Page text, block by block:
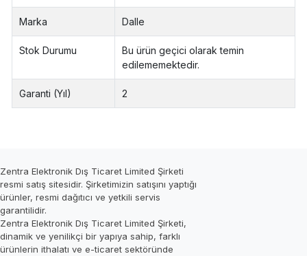
Marka Dalle
Stok Durumu
Bu ürün geçici olarak temin
edilememektedir.
Garanti (Yıl) 2
Zentra Elektronik Dış Ticaret Limited Şirketi
resmi satış sitesidir. Şirketimizin satışını yaptığı
ürünler, resmi dağıtıcı ve yetkili servis
garantilidir.
Zentra Elektronik Dış Ticaret Limited Şirketi,
dinamik ve yenilikçi bir yapıya sahip, farklı
ürünlerin ithalatı ve e-ticaret sektöründe